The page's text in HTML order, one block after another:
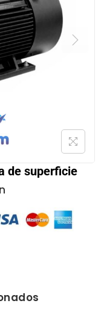
de superficie